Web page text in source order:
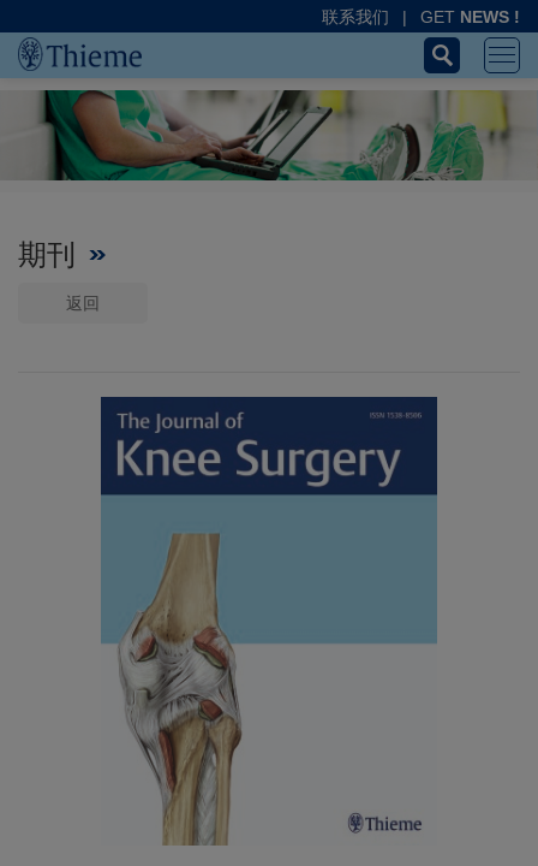
联系我们 | GET NEWS !
期刊
返回